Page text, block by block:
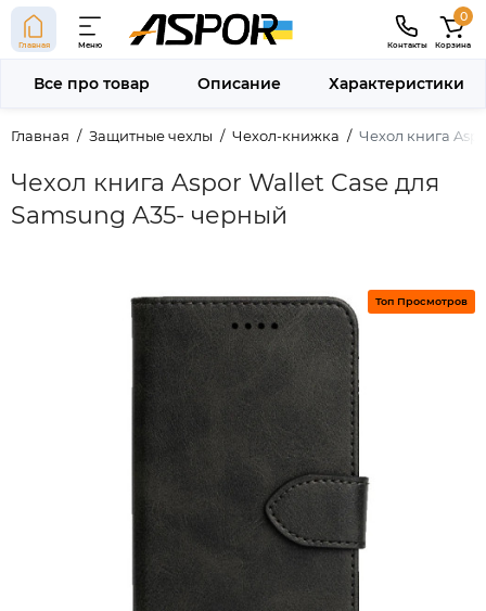
Главная Меню Контакты
0
Корзина
Главная Защитные чехлы Чехол-книжка Чехол книга
Чехол книга Aspor Wallet Case для
Samsung A35- черный
Все про товар Описание Характеристики
Топ Просмотров